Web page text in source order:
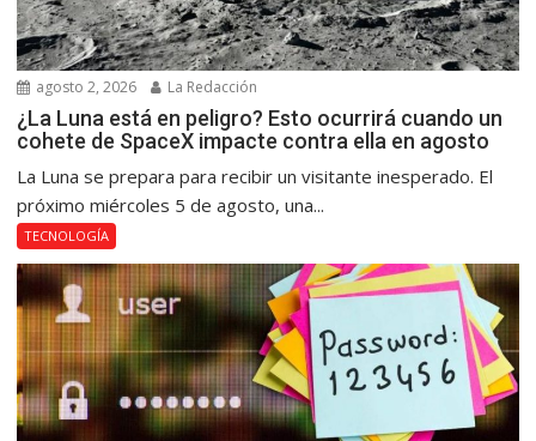
agosto 2, 2026 La Redacción
¿La Luna está en peligro? Esto ocurrirá cuando un
cohete de SpaceX impacte contra ella en agosto
La Luna se prepara para recibir un visitante inesperado. El
próximo miércoles 5 de agosto, una...
TECNOLOGÍA